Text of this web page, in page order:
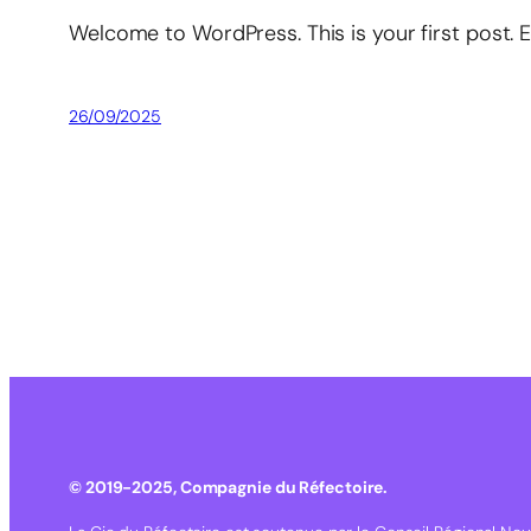
Welcome to WordPress. This is your first
26/09/2025
© 2019-2025, Compagnie du Réfectoire.